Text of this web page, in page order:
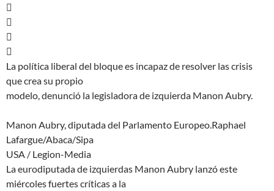




La política liberal del bloque es incapaz de resolver las crisis
que crea su propio
modelo, denunció la legisladora de izquierda Manon Aubry.
Manon Aubry, diputada del Parlamento Europeo.Raphael
Lafargue/Abaca/Sipa
USA / Legion-Media
La eurodiputada de izquierdas Manon Aubry lanzó este
miércoles fuertes críticas a la